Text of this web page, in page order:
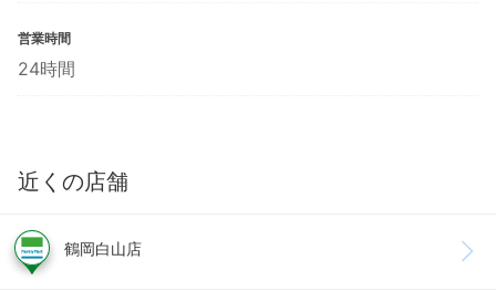
営業時間
24時間
近くの店舗
鶴岡白山店